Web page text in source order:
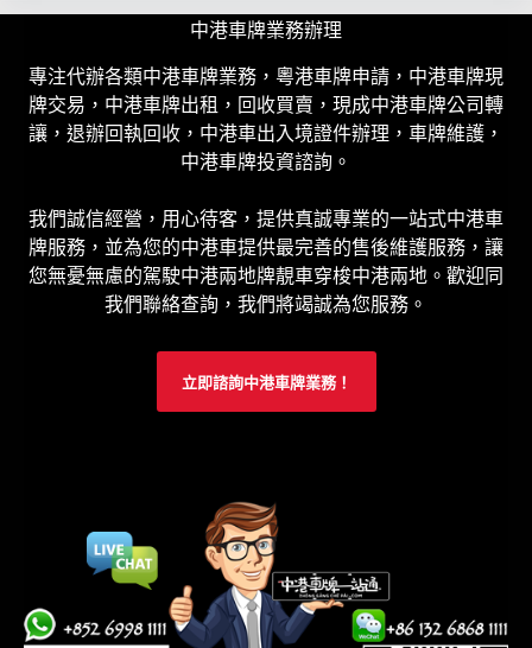
中港車牌業務辦理
專注代辦各類中港車牌業務，粵港車牌申請，中港車牌現
牌交易，中港車牌出租，回收買賣，現成中港車牌公司轉
讓，退辦回執回收，中港車出入境證件辦理，車牌維護，
中港車牌投資諮詢。
我們誠信經營，用心待客，提供真誠專業的一站式中港車
牌服務，並為您的中港車提供最完善的售後維護服務，讓
您無憂無慮的駕駛中港兩地牌靚車穿梭中港兩地。歡迎同
我們聯絡查詢，我們將竭誠為您服務。
立即諮詢中港車牌業務！